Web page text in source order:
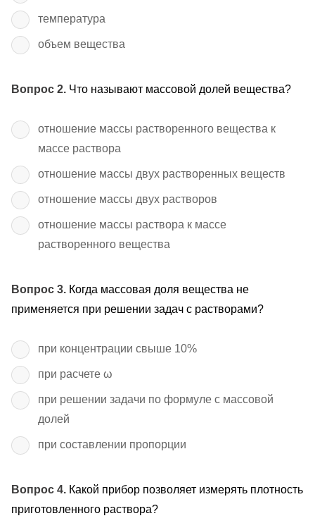
температура
объем вещества
Вопрос 2. Что называют массовой долей вещества?
отношение массы растворенного вещества к
массе раствора
отношение массы двух растворенных веществ
отношение массы двух растворов
отношение массы раствора к массе
растворенного вещества
Вопрос 3. Когда массовая доля вещества не
применяется при решении задач с растворами?
при концентрации свыше 10%
при расчете ω
при решении задачи по формуле с массовой
долей
при составлении пропорции
Вопрос 4. Какой прибор позволяет измерять плотность
приготовленного раствора?